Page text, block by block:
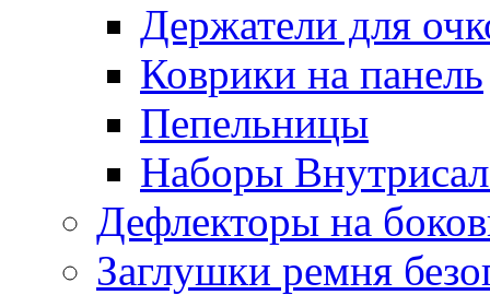
Держатели для
Коврики на панель
Пепельницы
Наборы
Дефлекторы на
Заглушки ремня